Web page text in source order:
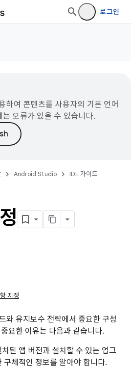
로그인
여 콘텐츠를 사용자의 기본 언어
오류가 있을 수 있습니다.
Android Studio IDE 가이드
지정
와 유지보수 전략에서 중요한 구성
요한 이유는 다음과 같습니다.
된 앱 버전과 설치할 수 있는 업그
구체적인 정보를 알아야 합니다.